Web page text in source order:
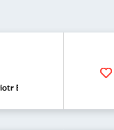
Bukartyk, Helena